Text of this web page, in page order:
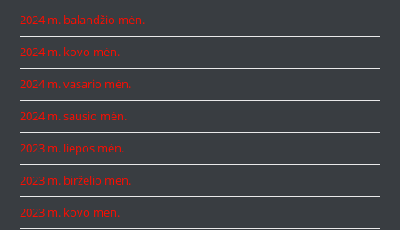
2024 m. balandžio mėn.
2024 m. kovo mėn.
2024 m. vasario mėn.
2024 m. sausio mėn.
2023 m. liepos mėn.
2023 m. birželio mėn.
2023 m. kovo mėn.